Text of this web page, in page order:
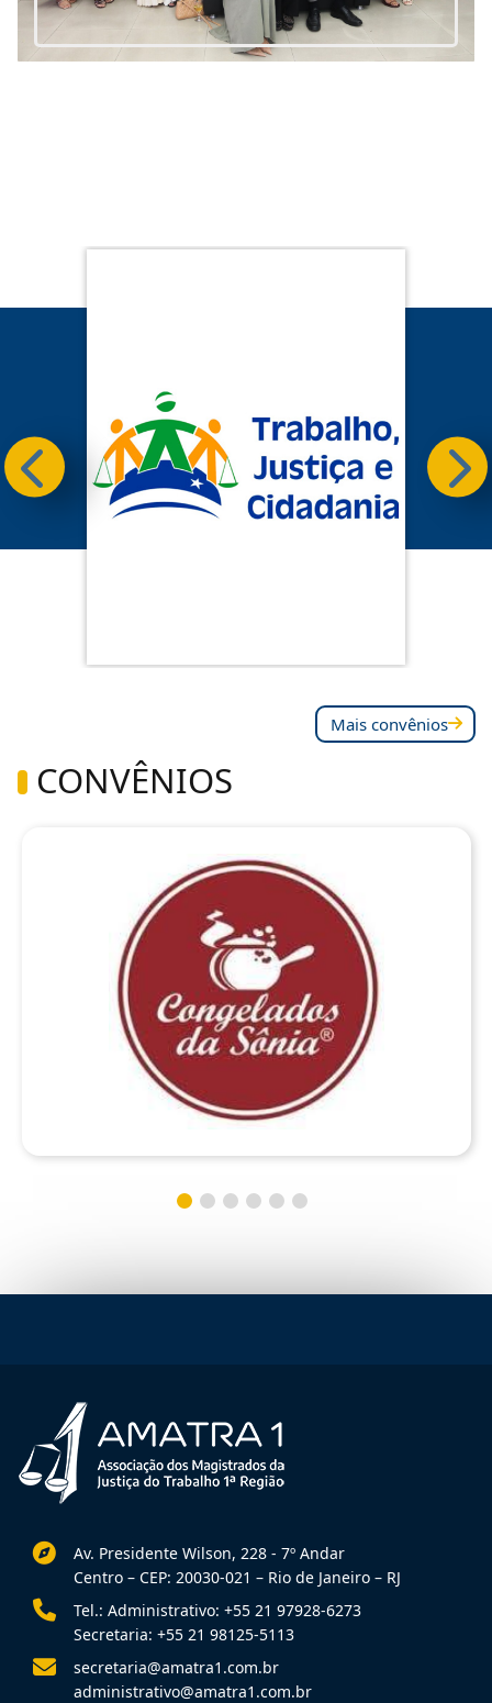
CONVÊNIOS
Mais convênios
Av. Presidente Wilson, 228 - 7º Andar
Centro – CEP: 20030-021 – Rio de Janeiro – RJ
Tel.: Administrativo: +55 21 97928-6273
Secretaria: +55 21 98125-5113
secretaria@amatra1.com.br
administrativo@amatra1.com.br